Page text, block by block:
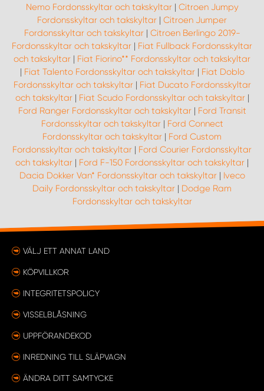
Nemo Fordonsskyltar och takskyltar| Citroen Jumpy
Fordonsskyltar och takskyltar | Citroen Jumper
Fordonsskyltar och takskyltar| Citroen Berlingo 2019-
Fordonsskyltar och takskyltar | Fiat Fullback Fordonsskyltar
och takskyltar | Fiat Fiorino** Fordonsskyltar och takskyltar
| Fiat Talento Fordonsskyltar och takskyltar| Fiat Doblo
Fordonsskyltar och takskyltar| Fiat Ducato Fordonsskyltar
och takskyltar| Fiat Scudo Fordonsskyltar och takskyltar|
Ford Ranger Fordonsskyltar och takskyltar| Ford Transit
Fordonsskyltar och takskyltar| Ford Connect
Fordonsskyltar och takskyltar | Ford Custom
Fordonsskyltar och takskyltar | Ford Courier Fordonsskyltar
och takskyltar | Ford F-150 Fordonsskyltar och takskyltar |
Dacia Dokker Van* Fordonsskyltar och takskyltar| Iveco
Daily Fordonsskyltar och takskyltar | Dodge Ram
Fordonsskyltar och takskyltar
VÄLJ ETT ANNAT LAND
KÖPVILLKOR
INTEGRITETSPOLICY
VISSELBLÅSNING
UPPFÖRANDEKOD
INREDNING TILL SLÄPVAGN
ÄNDRA DITT SAMTYCKE